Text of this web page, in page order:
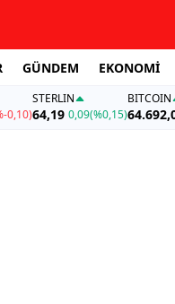
GÜNDEM EKONOMİ
0,10)
STERLIN
64,19 0,09(%0,15)
BITCOIN